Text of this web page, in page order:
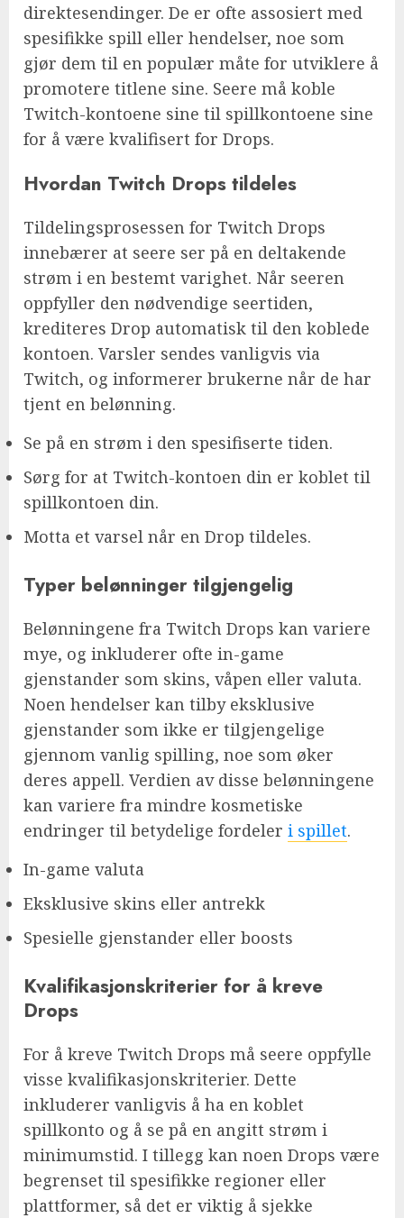
direktesendinger. De er ofte assosiert med
spesifikke spill eller hendelser, noe som
gjør dem til en populær måte for utviklere å
promotere titlene sine. Seere må koble
Twitch-kontoene sine til spillkontoene sine
for å være kvalifisert for Drops.
Hvordan Twitch Drops tildeles
Tildelingsprosessen for Twitch Drops
innebærer at seere ser på en deltakende
strøm i en bestemt varighet. Når seeren
oppfyller den nødvendige seertiden,
krediteres Drop automatisk til den koblede
kontoen. Varsler sendes vanligvis via
Twitch, og informerer brukerne når de har
tjent en belønning.
Se på en strøm i den spesifiserte tiden.
Sørg for at Twitch-kontoen din er koblet til
spillkontoen din.
Motta et varsel når en Drop tildeles.
Typer belønninger tilgjengelig
Belønningene fra Twitch Drops kan variere
mye, og inkluderer ofte in-game
gjenstander som skins, våpen eller valuta.
Noen hendelser kan tilby eksklusive
gjenstander som ikke er tilgjengelige
gjennom vanlig spilling, noe som øker
deres appell. Verdien av disse belønningene
kan variere fra mindre kosmetiske
endringer til betydelige fordeler i spillet.
In-game valuta
Eksklusive skins eller antrekk
Spesielle gjenstander eller boosts
Kvalifikasjonskriterier for å kreve
Drops
For å kreve Twitch Drops må seere oppfylle
visse kvalifikasjonskriterier. Dette
inkluderer vanligvis å ha en koblet
spillkonto og å se på en angitt strøm i
minimumstid. I tillegg kan noen Drops være
begrenset til spesifikke regioner eller
plattformer, så det er viktig å sjekke